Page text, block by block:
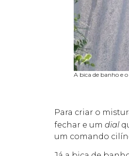
A bica de banho e
Para criar o
fechar e um dial
um comando